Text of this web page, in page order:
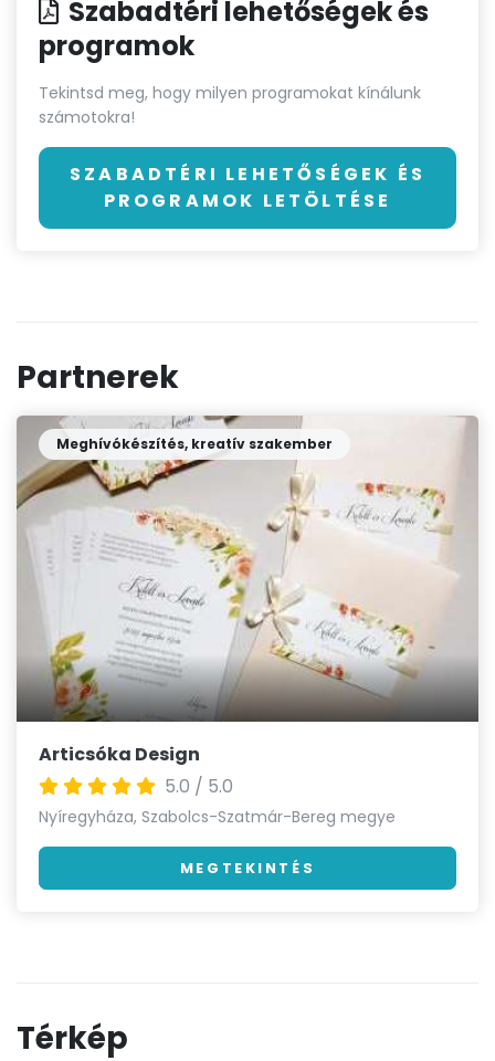
Szabadtéri lehetőségek és
programok
Tekintsd meg, hogy milyen programokat kínálunk
számotokra!
SZABADTÉRI LEHETŐSÉGEK ÉS
PROGRAMOK LETÖLTÉSE
Partnerek
Meghívókészítés, kreatív szakember
Articsóka Design
5.0 / 5.0
Nyíregyháza, Szabolcs-Szatmár-Bereg megye
MEGTEKINTÉS
Térkép